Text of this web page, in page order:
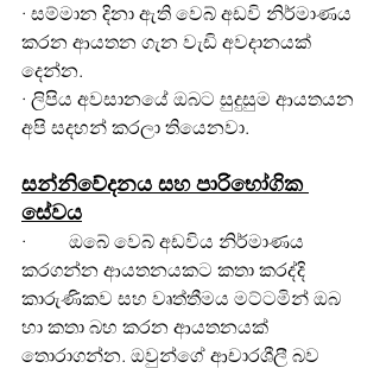
· සම්මාන දිනා ඇති වෙබ් අඩවි නිර්මාණය
කරන ආයතන ගැන වැඩි අවදානයක්
දෙන්න.
· ලිපිය අවසානයේ ඔබට සුදුසුම ආයතයන
අපි සදහන් කරලා තියෙනවා.
සන්නිවේදනය සහ පාරිභෝගික
සේවය
·         ඔබේ වෙබ් අඩවිය නිර්මාණය
කරගන්න ආයතනයකට කතා කරද්දි
කාරුණිකව සහ වෘත්තීමය මට්ටමින් ඔබ
හා කතා බහ කරන ආයතනයක්
තොරාගන්න. ඔවුන්ගේ ආචාරශීලී බව